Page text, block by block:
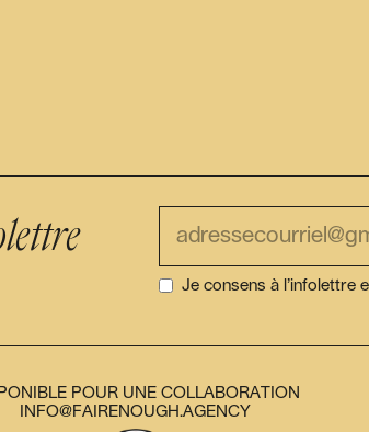
Je consens à l’infolettre
POUR UNE COLLABORATION
INFO@FAIRENOUGH.AGENCY